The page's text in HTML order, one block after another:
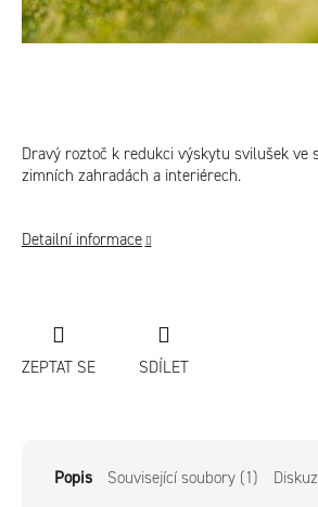
Dravý roztoč k redukci výskytu svilušek ve
zimních zahradách a interiérech.
Detailní informace
ZEPTAT SE SDÍLET
Popis Související soubory (1)